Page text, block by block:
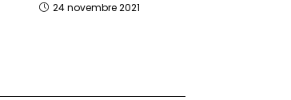
24 novembre 2021